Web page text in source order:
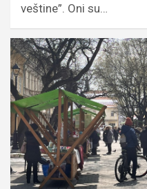
veštine”. Oni su…